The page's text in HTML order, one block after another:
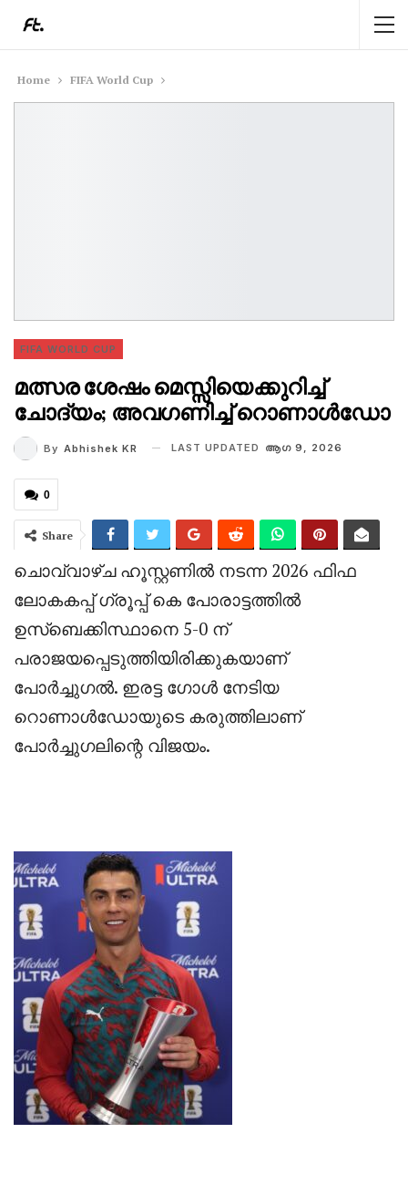
Home FIFA World Cup
FIFA WORLD CUP
മത്സര ശേഷം മെസ്സിയെക്കുറിച്ച്
ചോദ്യം; അവഗണിച്ച് റൊണാൾഡോ
By Abhishek KR LAST UPDATED ആഗ 9, 2026
0
Share
ചൊവ്വാഴ്ച ഹൂസ്റ്റണിൽ നടന്ന 2026 ഫിഫ
ലോകകപ്പ് ഗ്രൂപ്പ് കെ പോരാട്ടത്തിൽ
ഉസ്ബെക്കിസ്ഥാനെ 5-0 ന്
പരാജയപ്പെടുത്തിയിരിക്കുകയാണ്
പോർച്ചുഗൽ. ഇരട്ട ഗോൾ നേടിയ
റൊണാൾഡോയുടെ കരുത്തിലാണ്
പോർച്ചുഗലിന്റെ വിജയം.